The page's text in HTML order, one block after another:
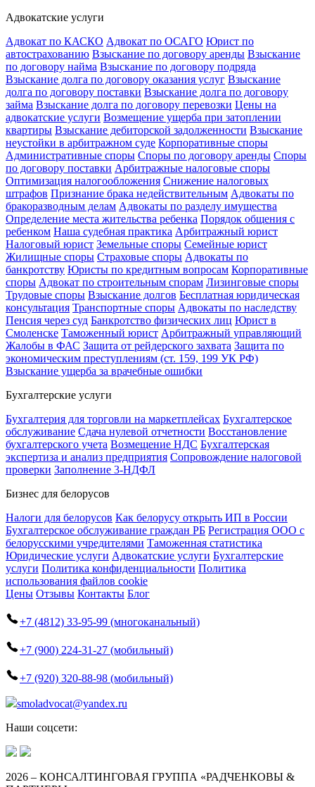
Адвокатские услуги
Адвокат по КАСКО Адвокат по ОСАГО Юрист по
автострахованию Взыскание по договору аренды Взыскание
по договору найма Взыскание по договору подряда
Взыскание долга по договору оказания услуг Взыскание
долга по договору поставки Взыскание долга по договору
займа Взыскание долга по договору перевозки Цены на
адвокатские услуги Возмещение ущерба при затоплении
квартиры Взыскание дебиторской задолженности Взыскание
неустойки в арбитражном суде Корпоративные споры
Административные споры Споры по договору аренды Споры
по договору поставки Арбитражные налоговые споры
Оптимизация налогообложения Снижение налоговых
штрафов Признание брака недействительным Адвокаты по
бракоразводным делам Адвокаты по разделу имущества
Определение места жительства ребенка Порядок общения с
ребенком Наша судебная практика Арбитражный юрист
Налоговый юрист Земельные споры Семейные юрист
Жилищные споры Страховые споры Адвокаты по
банкротству Юристы по кредитным вопросам Корпоративные
споры Адвокат по строительным спорам Лизинговые споры
Трудовые споры Взыскание долгов Бесплатная юридическая
консультация Транспортные споры Адвокаты по наследству
Пенсия через суд Банкротство физических лиц Юрист в
Смоленске Таможенный юрист Арбитражный управляющий
Жалобы в ФАС Защита от рейдерского захвата Защита по
экономическим преступлениям (ст. 159, 199 УК РФ)
Взыскание ущерба за врачебные ошибки
Бухгалтерские услуги
Бухгалтерия для торговли на маркетплейсах Бухгалтерское
обслуживание Сдача нулевой отчетности Восстановление
бухгалтерского учета Возмещение НДС Бухгалтерская
экспертиза и анализ предприятия Сопровождение налоговой
проверки Заполнение 3-НДФЛ
Бизнес для белорусов
Налоги для белорусов Как белорусу открыть ИП в России
Бухгалтерское обслуживание граждан РБ Регистрация ООО с
белорусскими учредителями Таможенная статистика
Юридические услуги Адвокатские услуги Бухгалтерские
услуги Политика конфиденциальности Политика
использования файлов cookie
Цены Отзывы Контакты Блог
+7 (4812) 33-95-99 (многоканальный)
+7 (900) 224-31-27 (мобильный)
+7 (920) 320-88-98 (мобильный)
smoladvocat@yandex.ru
Наши соцсети:
2026 – КОНСАЛТИНГОВАЯ ГРУППА «РАДЧЕНКОВЫ &